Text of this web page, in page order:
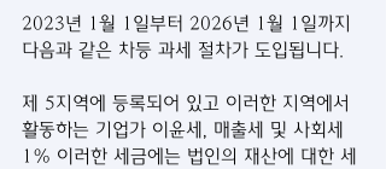
2023년 1월 1일부터 2026년 1월 1일까지
다음과 같은 차등 과세 절차가 도입됩니다.
제 5지역에 등록되어 있고 이러한 지역에서
활동하는 기업가 이윤세, 매출세 및 사회세
1% 이러한 세금에는 법인의 재산에 대한 세